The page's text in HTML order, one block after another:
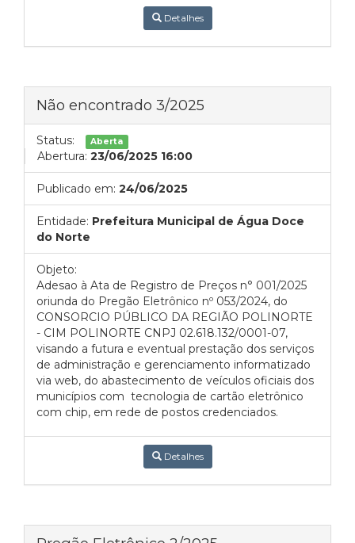
Detalhes
Não encontrado 3/2025
Status: Aberta
Abertura: 23/06/2025 16:00
Publicado em: 24/06/2025
Entidade: Prefeitura Municipal de Água Doce
do Norte
Objeto:
Adesao à Ata de Registro de Preços n° 001/2025
oriunda do Pregão Eletrônico nº 053/2024, do
CONSORCIO PÚBLICO DA REGIÃO POLINORTE
- CIM POLINORTE CNPJ 02.618.132/0001-07,
visando a futura e eventual prestação dos serviços
de administração e gerenciamento informatizado
via web, do abastecimento de veículos oficiais dos
municípios com tecnologia de cartão eletrônico
com chip, em rede de postos credenciados.
Detalhes